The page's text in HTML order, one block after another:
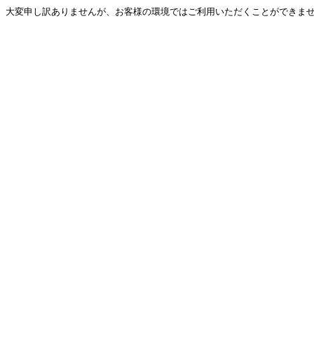
大変申し訳ありませんが、お客様の環境ではご利用いただくことができ